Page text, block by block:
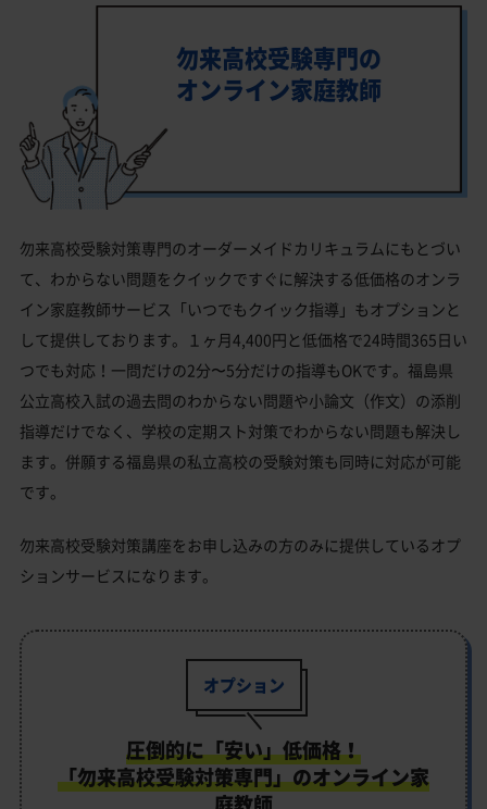
勿来高校受験専門の
オンライン家庭教師
勿来高校受験対策専門のオーダーメイドカリキュラムにもとづい
て、わからない問題をクイックですぐに解決する低価格のオンラ
イン家庭教師サービス「いつでもクイック指導」もオプションと
して提供しております。１ヶ月4,400円と低価格で24時間365日い
つでも対応！一問だけの2分〜5分だけの指導もOKです。福島県
公立高校入試の過去問のわからない問題や小論文（作文）の添削
指導だけでなく、学校の定期スト対策でわからない問題も解決し
ます。併願する福島県の私立高校の受験対策も同時に対応が可能
です。
勿来高校受験対策講座をお申し込みの方のみに提供しているオプ
ションサービスになります。
オプション
圧倒的に「安い」低価格！
「勿来高校受験対策専門」のオンライン家